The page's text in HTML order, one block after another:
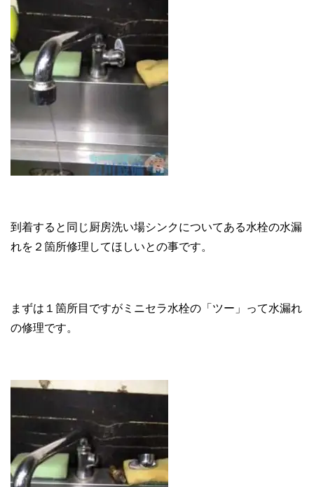
到着すると同じ厨房洗い場シンクについてある水栓の水漏
れを２箇所修理してほしいとの事です。
まずは１箇所目ですがミニセラ水栓の「ツー」って水漏れ
の修理です。